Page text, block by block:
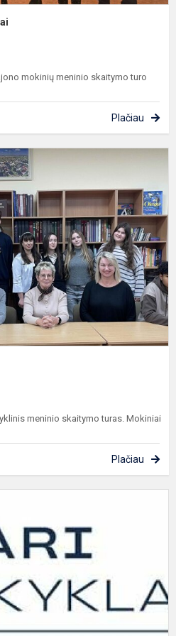
mokinių meninio skaitymo turo
Plačiau
meninio skaitymo turas. Mokiniai
Plačiau